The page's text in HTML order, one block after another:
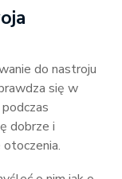
do nastroju
się w
dobrze i